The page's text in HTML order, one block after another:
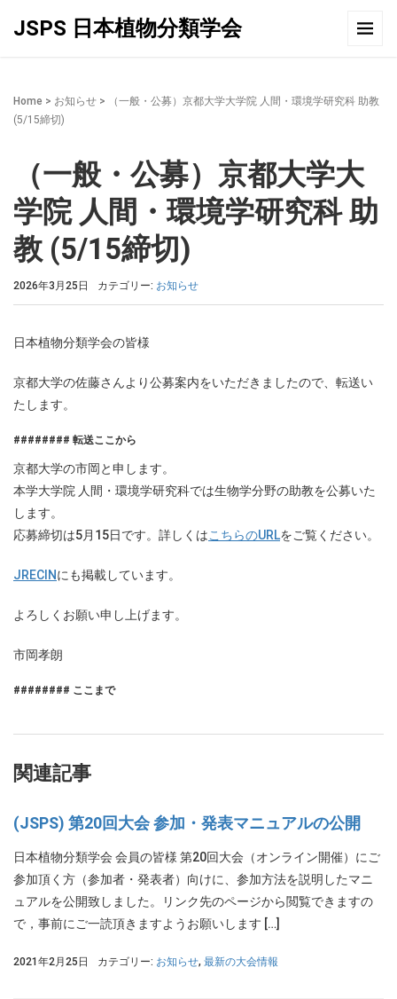
JSPS 日本植物分類学会
Home > お知らせ >
（一般・公募）京都大学大学院 人間・環境学研究科 助教
(5/15締切)
（一般・公募）京都大学大
学院 人間・環境学研究科 助
教 (5/15締切)
2026年3月25日 カテゴリー: お知らせ
日本植物分類学会の皆様
京都大学の佐藤さんより公募案内をいただきましたので、転送い
たします。
######## 転送ここから
京都大学の市岡と申します。
本学大学院 人間・環境学研究科では生物学分野の助教を公募いた
します。
応募締切は5月15日です。詳しくはこちらのURLをご覧ください。
JRECINにも掲載しています。
よろしくお願い申し上げます。
市岡孝朗
######## ここまで
関連記事
(JSPS) 第20回大会 参加・発表マニュアルの公開
日本植物分類学会 会員の皆様 第20回大会（オンライン開催）にご
参加頂く方（参加者・発表者）向けに、参加方法を説明したマニ
ュアルを公開致しました。リンク先のページから閲覧できますの
で，事前にご一読頂きますようお願いします […]
2021年2月25日 カテゴリー: お知らせ, 最新の大会情報